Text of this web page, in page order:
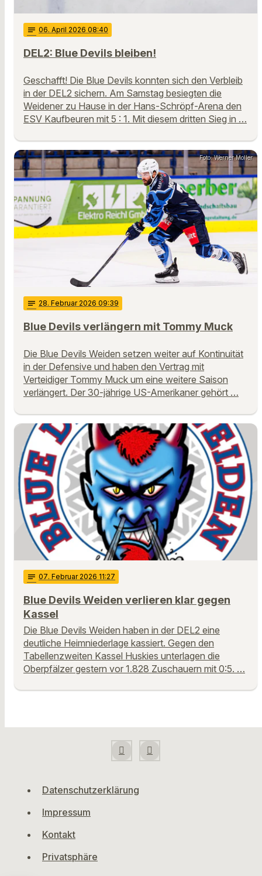
notes 06. April 2026 08:40
DEL2: Blue Devils bleiben!
Geschafft! Die Blue Devils konnten sich den Verbleib
in der DEL2 sichern. Am Samstag besiegten die
Weidener zu Hause in der Hans-Schröpf-Arena den
ESV Kaufbeuren mit 5 : 1. Mit diesem dritten Sieg in …
Foto: Werner Moller
notes 28. Februar 2026 09:39
Blue Devils verlängern mit Tommy Muck
Die Blue Devils Weiden setzen weiter auf Kontinuität
in der Defensive und haben den Vertrag mit
Verteidiger Tommy Muck um eine weitere Saison
verlängert. Der 30-jährige US-Amerikaner gehört …
notes 07. Februar 2026 11:27
Blue Devils Weiden verlieren klar gegen
Kassel
Die Blue Devils Weiden haben in der DEL2 eine
deutliche Heimniederlage kassiert. Gegen den
Tabellenzweiten Kassel Huskies unterlagen die
Oberpfälzer gestern vor 1.828 Zuschauern mit 0:5. …
Datenschutzerklärung
Impressum
Kontakt
Privatsphäre